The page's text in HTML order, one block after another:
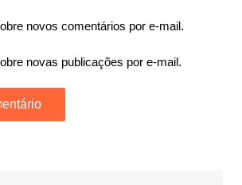
novos comentários por e-mail.
novas publicações por e-mail.